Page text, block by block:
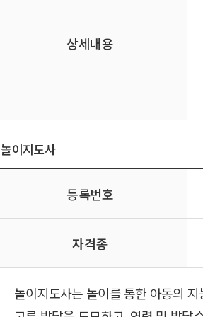
상세내용
놀이지도사
등록번호
자격종
놀이지도사는 놀이를 통한 아동의